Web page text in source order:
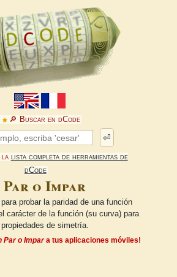
🔎︎ Buscar en dCode
⏎
la lista completa de herramientas de
dCode
o Impar
probar la paridad de una función
carácter de la función (su curva) para
de simetría.
Par o Impara tus aplicaciones móviles!